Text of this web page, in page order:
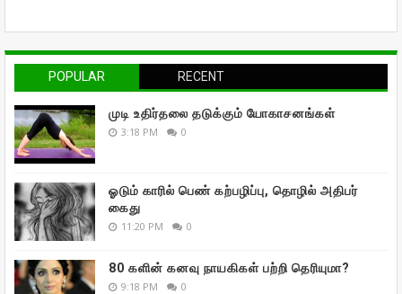
POPULAR RECENT
முடி உதிர்தலை தடுக்கும் யோகாசனங்கள்
3:18 PM 0
ஓடும் காரில் பெண் கற்பழிப்பு, தொழில் அதிபர்
கைது
11:20 PM 0
80 களின் கனவு நாயகிகள் பற்றி தெரியுமா?
9:18 PM 0